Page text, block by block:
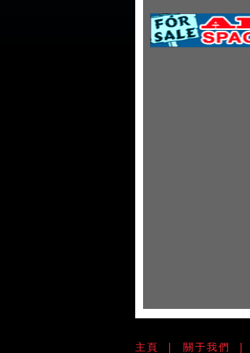
主頁 關于我們